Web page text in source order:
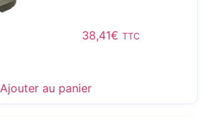
38,41€ TTC
Ajouter au panier